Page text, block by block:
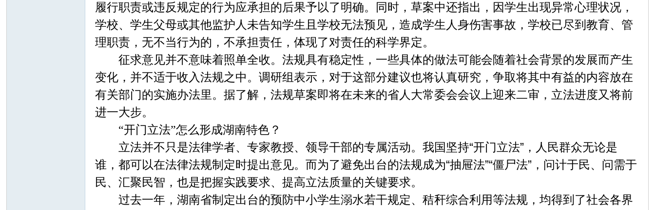
履行职责或违反规定的行为应承担的后果予以了明确。同时，草案中还指出，因学生出现异常心理状况，
学校、学生父母或其他监护人未告知学生且学校无法预见，造成学生人身伤害事故，学校已尽到教育、管
理职责，无不当行为的，不承担责任，体现了对责任的科学界定。
征求意见并不意味着照单全收。法规具有稳定性，一些具体的做法可能会随着社会背景的发展而产生
变化，并不适于收入法规之中。调研组表示，对于这部分建议也将认真研究，争取将其中有益的内容放在
有关部门的实施办法里。据了解，法规草案即将在未来的省人大常委会会议上迎来二审，立法进度又将前
进一大步。
“开门立法”怎么形成湖南特色？
立法并不只是法律学者、专家教授、领导干部的专属活动。我国坚持“开门立法”，人民群众无论是
谁，都可以在法律法规制定时提出意见。而为了避免出台的法规成为“抽屉法”“僵尸法”，问计于民、问需于
民、汇聚民智，也是把握实践要求、提高立法质量的关键要求。
过去一年，湖南省制定出台的预防中小学生溺水若干规定、秸秆综合利用等法规，均得到了社会各界